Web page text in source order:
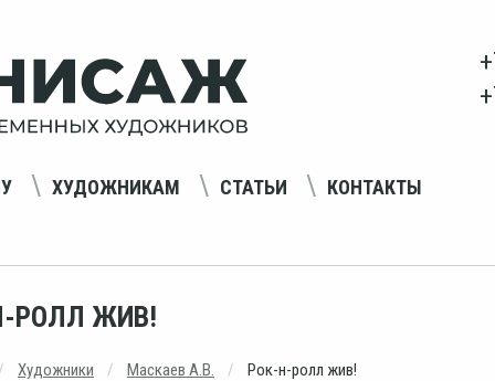
ХУДОЖНИКАМ СТАТЬИ КОНТАКТЫ
РОЛЛ ЖИВ!
Художники Маскаев А.В. Рок-н-ролл жив!